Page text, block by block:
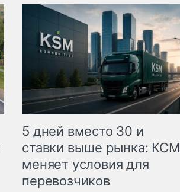
5 дней вместо 30 и
ставки выше рынка: КСМ
меняет условия для
перевозчиков